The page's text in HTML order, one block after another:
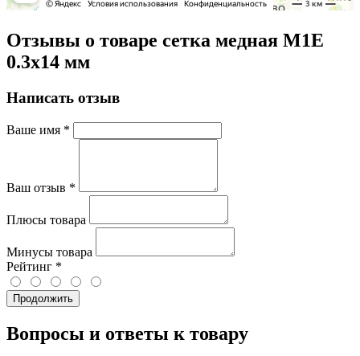
Отзывы о товаре сетка медная М1Е
0.3х14 мм
Написать отзыв
Ваше имя *
Ваш отзыв *
Плюсы товара
Минусы товара
Рейтинг *
Продолжить
Вопросы и ответы к товару